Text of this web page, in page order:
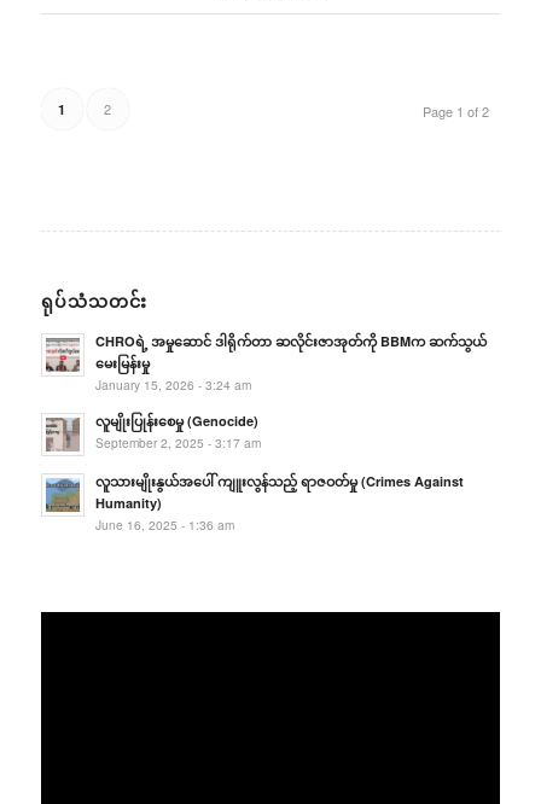
Page 1 of 2
1 2
ရုပ်သံသတင်း
CHROရဲ့ အမှုဆောင် ဒါရိုက်တာ ဆလိုင်းဇာအုတ်ကို BBMက ဆက်သွယ်
မေးမြန်းမှု
January 15, 2026 - 3:24 am
လူမျိုးပြုန်းစေမှု (Genocide)
September 2, 2025 - 3:17 am
လူသားမျိုးနွယ်အပေါ် ကျူးလွန်သည့် ရာဇဝတ်မှု (Crimes Against
Humanity)
June 16, 2025 - 1:36 am